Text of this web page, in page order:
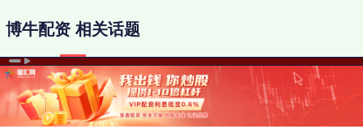
博牛配资 相关话题